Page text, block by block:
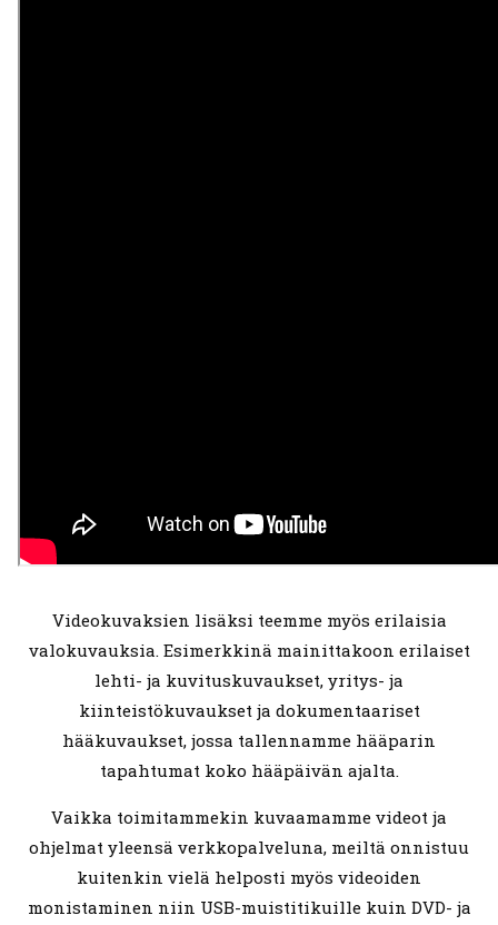
Videokuvaksien lisäksi teemme myös erilaisia
valokuvauksia. Esimerkkinä mainittakoon erilaiset
lehti- ja kuvituskuvaukset, yritys- ja
kiinteistökuvaukset ja dokumentaariset
hääkuvaukset, jossa tallennamme hääparin
tapahtumat koko hääpäivän ajalta.
Vaikka toimitammekin kuvaamamme videot ja
ohjelmat yleensä verkkopalveluna, meiltä onnistuu
kuitenkin vielä helposti myös videoiden
monistaminen niin USB-muistitikuille kuin DVD- ja